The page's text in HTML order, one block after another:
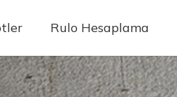
Rulo Hesaplama